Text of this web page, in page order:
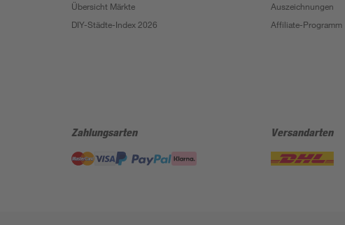
Übersicht Märkte
DIY-Städte-Index 2026
Auszeichnungen
Affiliate-Programm
Zahlungsarten Versandarten